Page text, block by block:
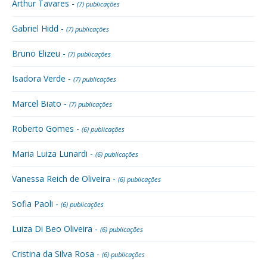
Arthur Tavares - (7) publicações
Gabriel Hidd - (7) publicações
Bruno Elizeu - (7) publicações
Isadora Verde - (7) publicações
Marcel Biato - (7) publicações
Roberto Gomes - (6) publicações
Maria Luiza Lunardi - (6) publicações
Vanessa Reich de Oliveira - (6) publicações
Sofia Paoli - (6) publicações
Luiza Di Beo Oliveira - (6) publicações
Cristina da Silva Rosa - (6) publicações